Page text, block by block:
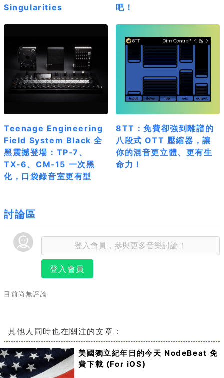
Singularities
吧！
Teenage Engineering
Field System Black 全
黑震撼登場：TP‑7、
TX‑6、CM‑15 一次黑
化，口袋錄音室更有型
8TT：免費卻強到離譜的
八段式 OTT 壓縮器，讓
你的混音更立體、更有生
命力！
討論區
登入會員
目前尚無評論
其他人同時也在關注的文章：
美國獨立紀年日的今天 NodeBeat 免
費下載 (For iOS)